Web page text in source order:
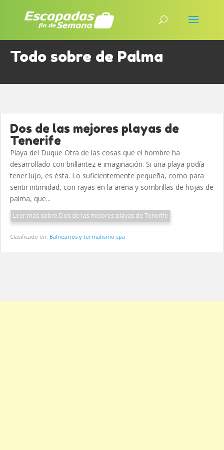
Todo sobre de Palma
Dos de las mejores playas de
Tenerife
Playa del Duque Otra de las cosas que el hombre ha
desarrollado con brillantez e imaginación. Si una playa podía
tener lujo, es ésta. Lo suficientemente pequeña, como para
sentir intimidad, con rayas en la arena y sombrillas de hojas de
palma, que...
Leer más sobre Dos de las mejores playas de Tenerife
Clasificado en: Balnearios y termalismo spa